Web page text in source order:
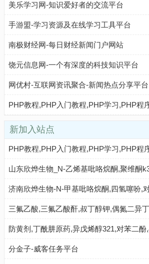
美乐学习网-知识爱好者的交流平台
手游盟-学习资源及在线学习工具平台
南极财经网-每日财经新闻门户网站
饶元信息网-一个有深度的科技知识平台
网优村-互联网资讯聚合-新闻热点分享平台
新加入站点
分金子-威客任务平台